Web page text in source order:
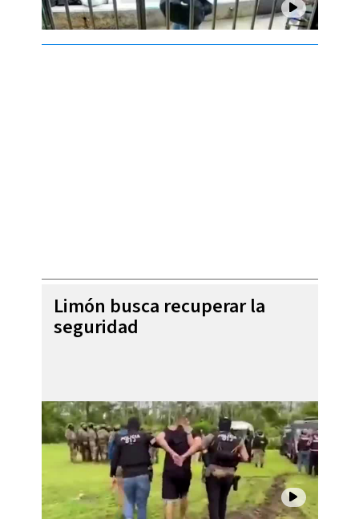
Limón busca recuperar la
seguridad